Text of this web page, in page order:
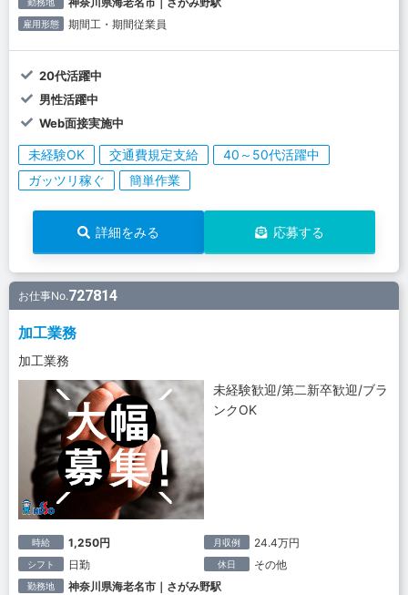
雇用形態 期間工・期間従業員
20代活躍中
男性活躍中
Web面接実施中
未経験OK 交通費規定支給
40～50代活躍中
ガッツリ稼ぐ
簡単作業
詳細をみる 応募する
お仕事No.727814
加工業務
加工業務
未経験歓迎/第二新卒歓迎/ブラ
ンクOK
時給 1,250円 月収例 24.4万円
シフト 日勤 休日 その他
勤務地 神奈川県海老名市｜さがみ野駅